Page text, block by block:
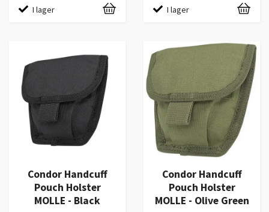
I lager I lager
Condor Handcuff
Pouch Holster
MOLLE - Black
Condor Handcuff
Pouch Holster
MOLLE - Olive Green